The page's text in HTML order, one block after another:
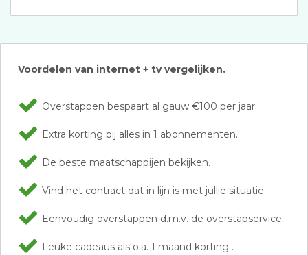
Voordelen van internet + tv vergelijken.
Overstappen bespaart al gauw €100 per jaar
Extra korting bij alles in 1 abonnementen.
De beste maatschappijen bekijken.
Vind het contract dat in lijn is met jullie situatie.
Eenvoudig overstappen d.m.v. de overstapservice.
Leuke cadeaus als o.a. 1 maand korting .